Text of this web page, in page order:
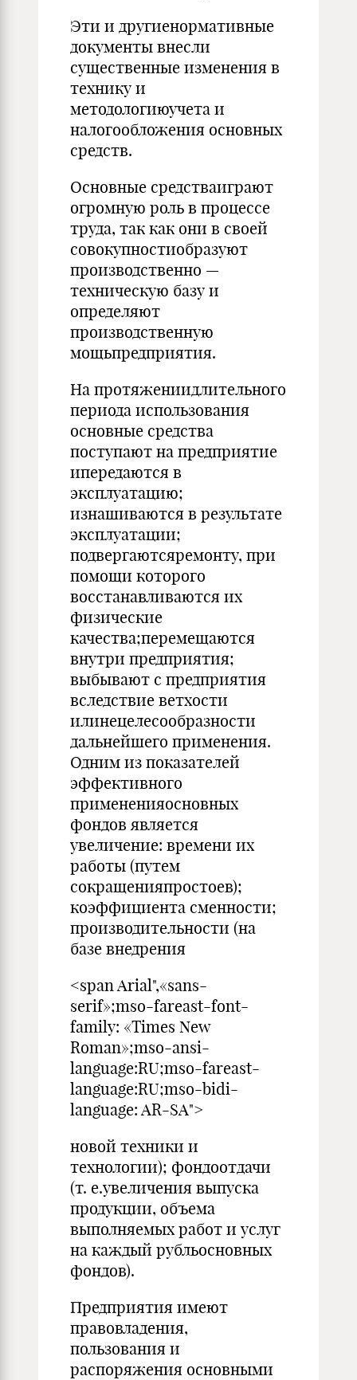
Эти и другиенормативные
документы внесли
существенные изменения в
технику и
методологиюучета и
налогообложения основных
средств.
Основные средстваиграют
огромную роль в процессе
труда, так как они в своей
совокупностиобразуют
производственно —
техническую базу и
определяют
производственную
мощьпредприятия.
На протяжениидлительного
периода использования
основные средства
поступают на предприятие
ипередаются в
эксплуатацию;
изнашиваются в результате
эксплуатации;
подвергаютсяремонту, при
помощи которого
восстанавливаются их
физические
качества;перемещаются
внутри предприятия;
выбывают с предприятия
вследствие ветхости
илинецелесообразности
дальнейшего применения.
Одним из показателей
эффективного
примененияосновных
фондов является
увеличение: времени их
работы (путем
сокращенияпростоев);
коэффициента сменности;
производительности (на
базе внедрения
<span Arial",«sans-
serif»;mso-fareast-font-
family: «Times New
Roman»;mso-ansi-
language:RU;mso-fareast-
language:RU;mso-bidi-
language: AR-SA">
новой техники и
технологии); фондоотдачи
(т. е.увеличения выпуска
продукции, объема
выполняемых работ и услуг
на каждый рубльосновных
фондов).
Предприятия имеют
правовладения,
пользования и
распоряжения основными